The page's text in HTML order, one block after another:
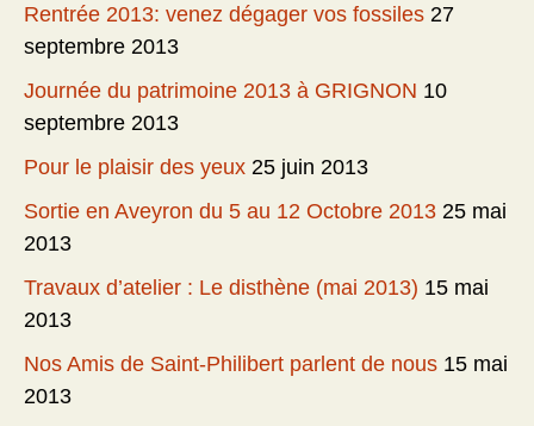
Rentrée 2013: venez dégager vos fossiles 27
septembre 2013
Journée du patrimoine 2013 à GRIGNON 10
septembre 2013
Pour le plaisir des yeux 25 juin 2013
Sortie en Aveyron du 5 au 12 Octobre 2013 25 mai
2013
Travaux d’atelier : Le disthène (mai 2013) 15 mai
2013
Nos Amis de Saint-Philibert parlent de nous 15 mai
2013